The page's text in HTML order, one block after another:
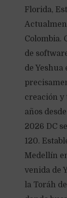
Florida,
Colombia.
de
de Yeshua
creación y
años
2026 DC
120.
Medellín
venida de
la Toráh